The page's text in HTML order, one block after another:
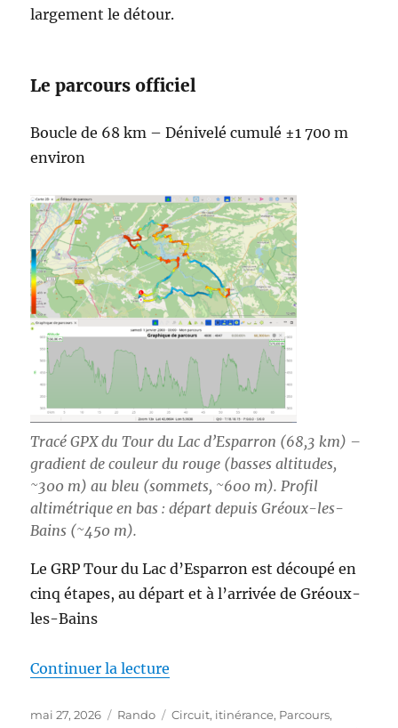
largement le détour.
Le parcours officiel
Boucle de 68 km – Dénivelé cumulé ±1 700 m
environ
Tracé GPX du Tour du Lac d’Esparron (68,3 km) –
gradient de couleur du rouge (basses altitudes,
~300 m) au bleu (sommets, ~600 m). Profil
altimétrique en bas : départ depuis Gréoux-les-
Bains (~450 m).
Le GRP Tour du Lac d’Esparron est découpé en
cinq étapes, au départ et à l’arrivée de Gréoux-
les-Bains
Continuer la lecture
Publié
mai 27, 2026 Catégories
Rando Étiquettes
Circuit, itinérance, Parcours,